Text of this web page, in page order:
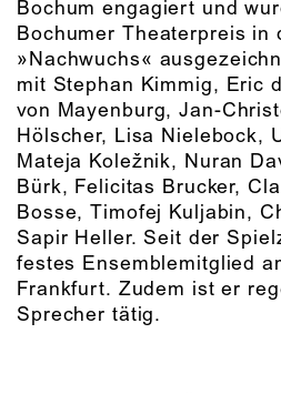
Bochum engagiert und
Bochumer Theaterpreis in
»Nachwuchs«
mit Stephan Kimmig, Eric
von Mayenburg, Jan-
Hölscher, Lisa Nielebock,
Mateja Koležnik, Nuran
Bürk, Felicitas Brucker,
Bosse, Timofej Kuljabin,
Sapir Heller. Seit der
festes Ensemblemitglied
Frankfurt. Zudem ist er
Sprecher tätig.